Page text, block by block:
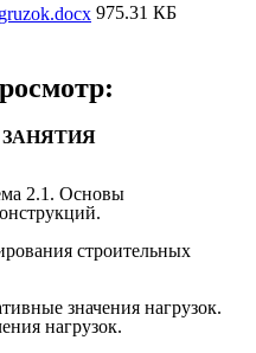
975.31 КБ
2.1. Основы
строительных
значения нагрузок.
нагрузок.